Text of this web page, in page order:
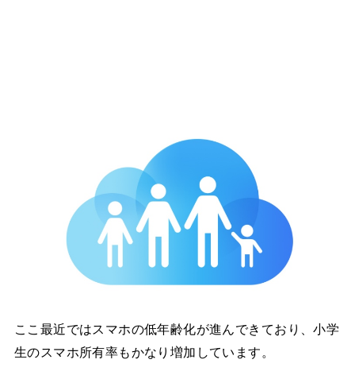
ここ最近ではスマホの低年齢化が進んできており、小学
生のスマホ所有率もかなり増加しています。